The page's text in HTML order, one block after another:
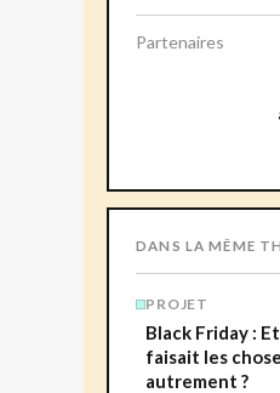
Partenaires
DANS LA MÊME
PROJET
Black Friday :
faisait les
autrement ?